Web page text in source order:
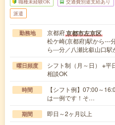
職種未経験OK 交通費別途支給あり
派遣
勤務地 京都府京都市左京区
松ケ崎(京都府)駅から---
ら---分／八瀬比叡山口
曜日頻度
シフト制（月～日） ※平
相談OK
時間
【シフト例】07:00～
は一例です！そ…
期間 即日～2ヶ月以上